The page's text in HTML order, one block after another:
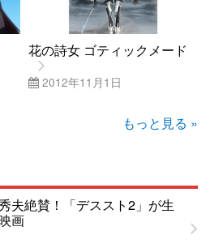
花の詩女 ゴティックメード
2012年11月1日
もっと見る »
夫絶賛！「デススト2」が生
画